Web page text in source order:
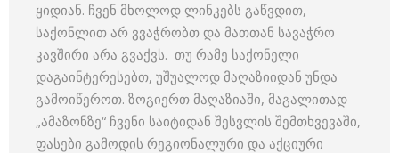
ყიდიან. ჩვენ მხოლოდ ლინკებს გაწვდით,
საქონლით არ ვვაჭრობთ და მათთან სავაჭრო
კავშირი არა გვაქვს. თუ რამე საქონელი
დაგაინტერესებთ, უშუალოდ მაღაზიიდან უნდა
გამოიწეროთ. ზოგიერთ მაღაზიაში, მაგალითად
„ამაზონზე“ ჩვენი საიტიდან შესვლის შემთხვევაში,
ფასები გამოდის რეგიონალური და აქციური